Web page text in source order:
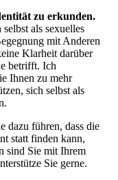
zu erkunden.
als sexuelles
mit Anderen
Klarheit darüber
betrifft. Ich
Ihnen zu mehr
sich selbst als
dazu führen, dass die
statt finden kann,
sind Sie mit Ihrem
Sie gerne.